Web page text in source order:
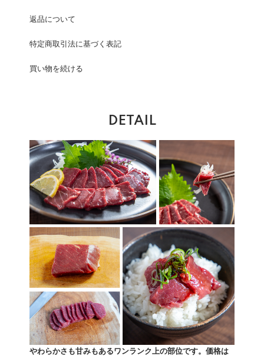
返品について
特定商取引法に基づく表記
買い物を続ける
DETAIL
やわらかさも甘みもあるワンランク上の部位です。価格は